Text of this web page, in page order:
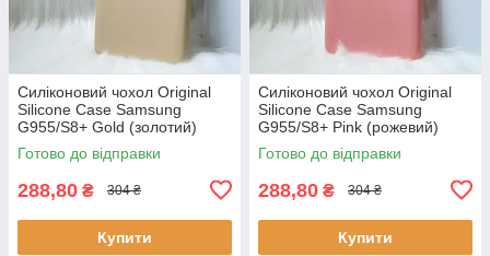
Силіконовий чохол Original
Silicone Case Samsung
G955/S8+ Gold (золотий)
Готово до відправки
288,80 ₴ 304 ₴
Купити
Силіконовий чохол Original
Silicone Case Samsung
G955/S8+ Pink (рожевий)
Готово до відправки
288,80 ₴ 304 ₴
Купити